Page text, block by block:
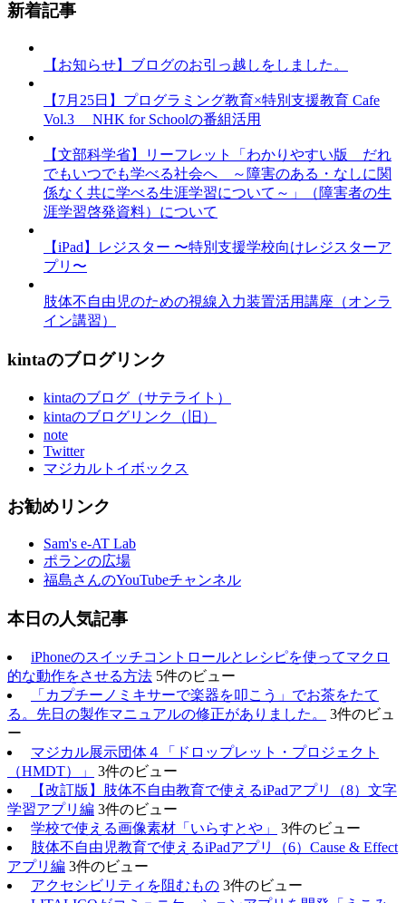
新着記事
【お知らせ】ブログのお引っ越しをしました。
【7月25日】プログラミング教育×特別支援教育 Cafe
Vol.3 NHK for Schoolの番組活用
【文部科学省】リーフレット「わかりやすい版 だれ
でもいつでも学べる社会へ ～障害のある・なしに関
係なく共に学べる生涯学習について～」（障害者の生
涯学習啓発資料）について
【iPad】レジスター 〜特別支援学校向けレジスターア
プリ〜
肢体不自由児のための視線入力装置活用講座（オンラ
イン講習）
kintaのブログリンク
kintaのブログ（サテライト）
kintaのブログリンク（旧）
note
Twitter
マジカルトイボックス
お勧めリンク
Sam's e-AT Lab
ポランの広場
福島さんのYouTubeチャンネル
本日の人気記事
iPhoneのスイッチコントロールとレシピを使ってマクロ
的な動作をさせる方法 5件のビュー
「カプチーノミキサーで楽器を叩こう」でお茶をたて
る。先日の製作マニュアルの修正がありました。
3件のビュ
ー
マジカル展示団体４「ドロップレット・プロジェクト
（HMDT）」
3件のビュー
【改訂版】肢体不自由教育で使えるiPadアプリ（8）文字
学習アプリ編 3件のビュー
学校で使える画像素材「いらすとや」
3件のビュー
肢体不自由児教育で使えるiPadアプリ（6）Cause & Effect
アプリ編 3件のビュー
アクセシビリティを阻むもの 3件のビュー